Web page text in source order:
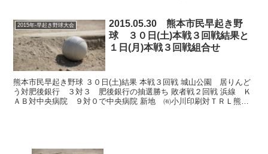
2015年-早起き野球大会
2015.05.30 熊本市民早起き野
球 ３０日(土)本戦３回戦結果と
１日(月)本戦３回戦組合せ
熊本市民早起き野球 ３０日(土)結果 本戦３回戦 城山公園 居りんど
う対肥後銀行 ３対３ 肥後銀行の抽選勝ち 敗者戦２回戦 浜線 Ｋ
ＡＢ対中央病院 ９対０で中央病院 新地 ㈲小川印刷対ＴＲＬ熊